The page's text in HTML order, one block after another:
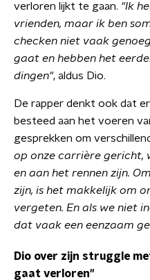
verloren lijkt te gaan. "Ik
vrienden, maar ik ben
checken niet vaak
gaat en hebben het
dingen", aldus Dio.
De rapper denkt ook dat
besteed aan het voeren
gesprekken om
op onze carrière gericht,
en aan het rennen zijn.
zijn, is het makkelijk om
vergeten. En als we niet
dat vaak een eenzaam
Dio over zijn struggle
gaat verloren"